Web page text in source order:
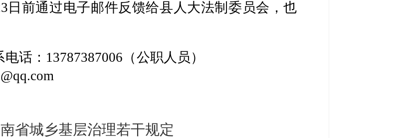
日前通过电子邮件反馈给县人大法制委员会，也
：13787387006（公职人员）
省城乡基层治理若干规定